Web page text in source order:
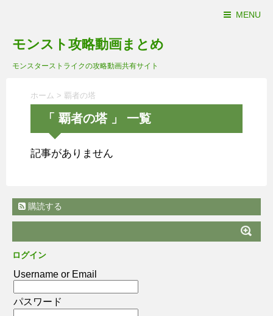
MENU
モンスト攻略動画まとめ
モンスターストライクの攻略動画共有サイト
ホーム > 覇者の塔
「 覇者の塔 」 一覧
記事がありません
購読する
ログイン
Username or Email
パスワード